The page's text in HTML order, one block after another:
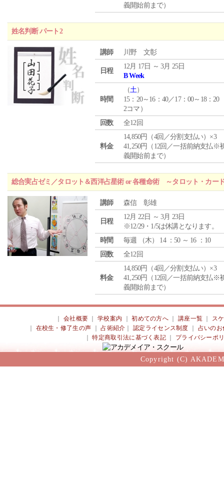
義開始前まで）
姓名判断 パート2
講師 川野 文彰
日程
12月 17日 ～ 3月 25日
B Week
時間
（土）
15：20～16：40／17：00～18：20
2コマ）
回数
全12回
料金
14,850円（4回／分割支払い）×3
41,250円（12回／一括前納支払※
義開始前まで）
総合実占ゼミ／タロット＆西洋占星術 or 各種命術 ～タロット・カー
講師 森信 彰雄
日程
12月 22日 ～ 3月 23日
※12/29・1/5は休講となります。
時間
毎週 （木） 14 ：50 ～ 16 ：10
回数
全12回
料金
14,850円（4回／分割支払い）×3
41,250円（12回／一括前納支払※
義開始前まで）
会社概要 ｜学校案内 ｜初めての方へ 講座一覧
ス
在校生・修了生の声 ｜占術紹介 ｜認定ライセンス制度
占いのお
｜特定商取引法に基づく表記 プライバシーポ
Copyright (C)